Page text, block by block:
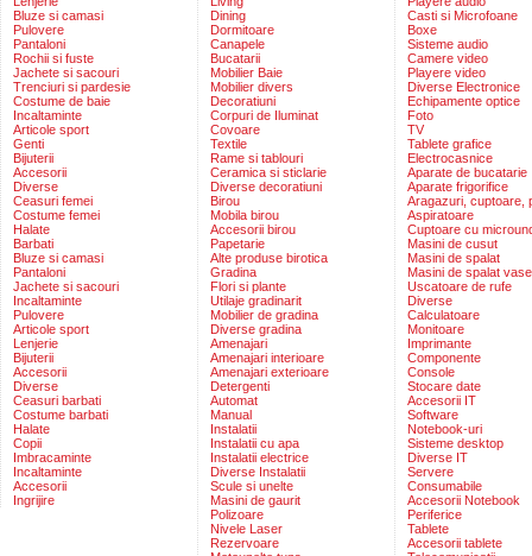
Bluze si camasi
Pulovere
Pantaloni
Rochii si fuste
Jachete si sacouri
Trenciuri si pardesie
Costume de baie
Incaltaminte
Articole sport
Genti
Bijuterii
Accesorii
Diverse
Ceasuri femei
Costume femei
Halate
Barbati
Bluze si camasi
Pantaloni
Jachete si sacouri
Incaltaminte
Pulovere
Articole sport
Lenjerie
Bijuterii
Accesorii
Diverse
Ceasuri barbati
Costume barbati
Halate
Copii
Imbracaminte
Incaltaminte
Accesorii
Ingrijire
Dining
Dormitoare
Canapele
Bucatarii
Mobilier Baie
Mobilier divers
Decoratiuni
Corpuri de Iluminat
Covoare
Textile
Rame si tablouri
Ceramica si sticlarie
Diverse decoratiuni
Birou
Mobila birou
Accesorii birou
Papetarie
Alte produse birotica
Gradina
Flori si plante
Utilaje gradinarit
Mobilier de gradina
Diverse gradina
Amenajari
Amenajari interioare
Amenajari exterioare
Detergenti
Automat
Manual
Instalatii
Instalatii cu apa
Instalatii electrice
Diverse Instalatii
Scule si unelte
Masini de gaurit
Polizoare
Nivele Laser
Rezervoare
Casti si Microfoane
Boxe
Sisteme audio
Camere video
Playere video
Diverse Electronice
Echipamente optice
Foto
TV
Tablete grafice
Electrocasnice
Aparate de bucatarie
Aparate frigorifice
Aragazuri, cuptoare,
Aspiratoare
Cuptoare cu
Masini de cusut
Masini de spalat
Masini de spalat vase
Uscatoare de rufe
Diverse
Calculatoare
Monitoare
Imprimante
Componente
Console
Stocare date
Accesorii IT
Software
Notebook-uri
Sisteme desktop
Diverse IT
Servere
Consumabile
Accesorii Notebook
Periferice
Tablete
Accesorii tablete